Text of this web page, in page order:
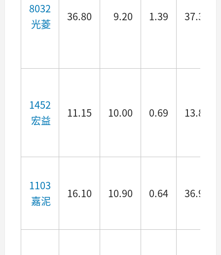
8032
光菱
36.80 9.20 1.39 37.30
1452
宏益
11.15 10.00 0.69 13.85
1103
嘉泥
16.10 10.90 0.64 36.91